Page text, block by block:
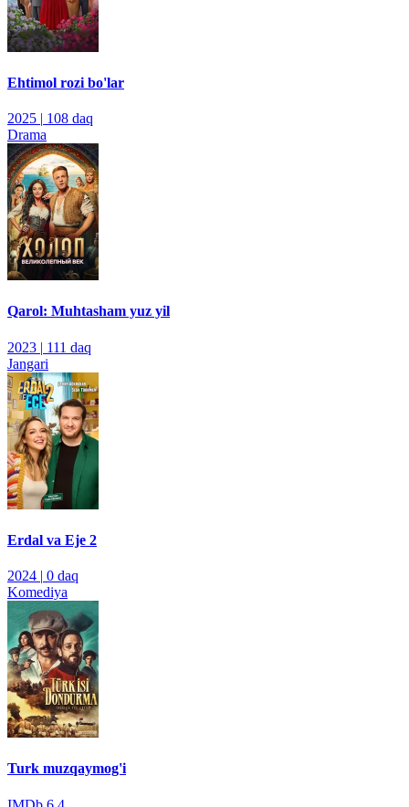
Ehtimol rozi bo'lar
2025 | 108 daq
Drama
Qarol: Muhtasham yuz yil
2023 | 111 daq
Jangari
Erdal va Eje 2
2024 | 0 daq
Komediya
Turk muzqaymog'i